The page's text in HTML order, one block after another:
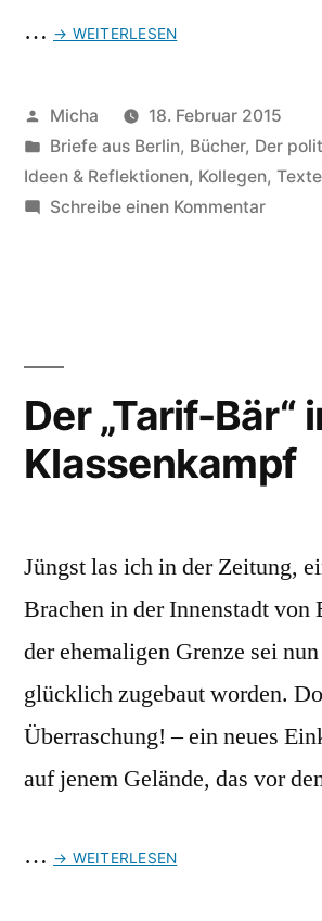
… → WEITERLESEN
Veröffentlicht
von
Micha
18. Februar 2015
Veröffentlicht
unter
Briefe aus Berlin, Bücher, Der
Ideen & Reflektionen, Kollegen, Texte
Schreibe einen Kommentarzu
Der „Tarif-Bär“
Klassenkampf
Jüngst las ich in der Zeitung,
Brachen in der Innenstadt
der ehemaligen Grenze sei
glücklich zugebaut worden.
Überraschung! – ein neues
auf jenem Gelände, das vor
… → WEITERLESEN